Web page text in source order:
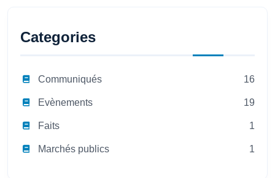
Categories
Communiqués 16
Evènements 19
Faits 1
Marchés publics 1